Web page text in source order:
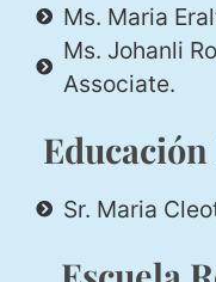
Ms. Maria
Ms. Johanli
Associate.
Sr. Maria